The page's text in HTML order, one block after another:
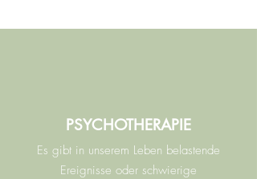
PSYCHOTHERAPIE
Es gibt in unserem Leben belastende
Ereignisse oder schwierige